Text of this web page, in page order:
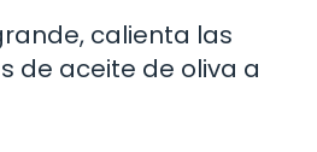
calienta las
de aceite de oliva a